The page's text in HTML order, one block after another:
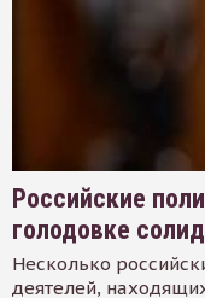
Российские
голодовке
Несколько
деятелей,